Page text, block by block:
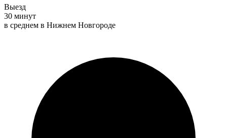
Выезд
30 минут
в среднем в Нижнем Новгороде